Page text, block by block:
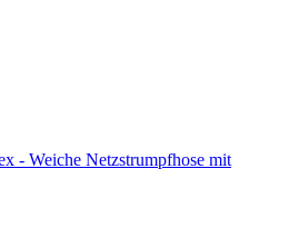
- Weiche Netzstrumpfhose mit